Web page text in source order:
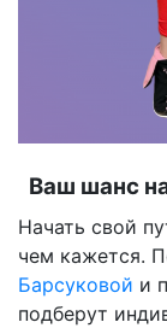
Ваш шанс
Начать свой
чем кажется.
Барсуковой и
подберут